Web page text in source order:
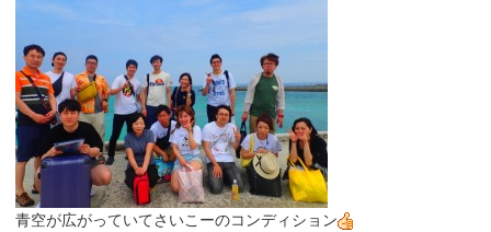
青空が広がっていてさいこーのコンディション